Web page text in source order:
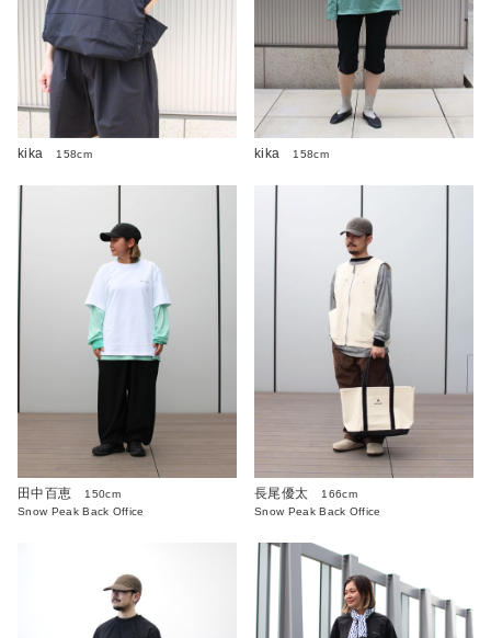
kika 158cm kika 158cm
田中百恵
150cm
Snow Peak Back Office
長尾優太
166cm
Snow Peak Back Office